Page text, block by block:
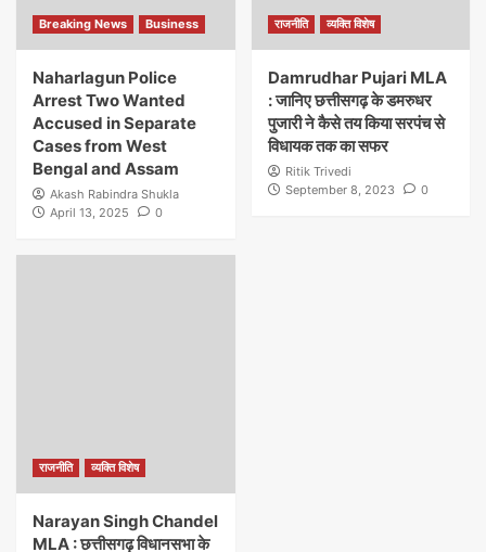
Breaking News Business
Naharlagun Police
Arrest Two Wanted
Accused in Separate
Cases from West
Bengal and Assam
Akash Rabindra Shukla
April 13, 2025
0
राजनीति व्यक्ति विशेष
Damrudhar Pujari MLA
: जानिए छत्तीसगढ़ के डमरुधर
पुजारी ने कैसे तय किया सरपंच से
विधायक तक का सफर
Ritik Trivedi
September 8, 2023
0
राजनीति व्यक्ति विशेष
Narayan Singh Chandel
MLA : छत्तीसगढ़ विधानसभा के